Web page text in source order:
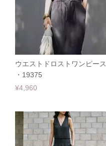
ウエストドロストワンピース
・19375
¥4,960